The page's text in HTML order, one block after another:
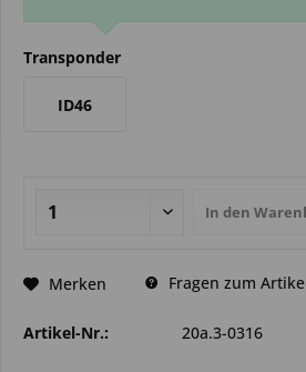
Transponder
ID46
In den
Merken Fragen zum
Artikel-Nr.: 20a.3-0316